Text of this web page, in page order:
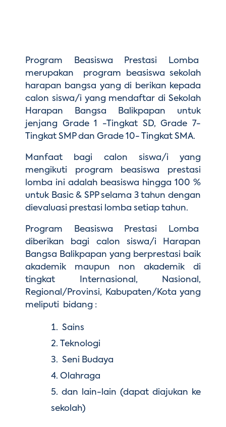
Sekolah Menengah Atas
Orang Tua
HBICS Exclusive Merchant
Berita
Acara
HUBUNGI KAMI
Program Beasiswa Prestasi Lomba
merupakan program beasiswa sekolah
harapan bangsa yang di berikan kepada
calon siswa/i yang mendaftar di Sekolah
Harapan Bangsa Balikpapan untuk
jenjang Grade 1 -Tingkat SD, Grade 7-
Tingkat SMP dan Grade 10- Tingkat SMA.
Manfaat bagi calon siswa/i yang
mengikuti program beasiswa prestasi
lomba ini adalah beasiswa hingga 100 %
untuk Basic & SPP selama 3 tahun dengan
dievaluasi prestasi lomba setiap tahun.
Program Beasiswa Prestasi Lomba
diberikan bagi calon siswa/i Harapan
Bangsa Balikpapan yang berprestasi baik
akademik maupun non akademik di
tingkat Internasional, Nasional,
Regional/Provinsi, Kabupaten/Kota yang
meliputi bidang :
Sains
Teknologi
Seni Budaya
Olahraga
dan lain-lain (dapat diajukan ke
sekolah)